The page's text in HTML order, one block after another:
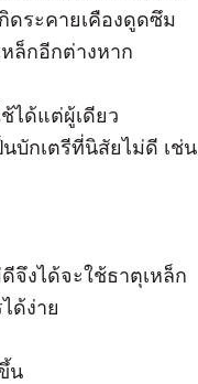
ดระคายเคืองดูดซึม
ล็กอีกต่างหาก
ได้แต่ผู้เดียว
นบักเตรีที่นิสัยไม่ดี เช่น
จึงได้จะใช้ธาตุเหล็ก
ด้ง่าย
น